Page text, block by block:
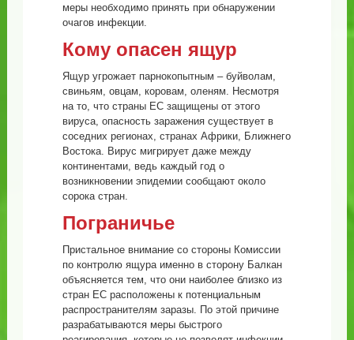
меры необходимо принять при обнаружении
очагов инфекции.
Кому опасен ящур
Ящур угрожает парнокопытным – буйволам,
свиньям, овцам, коровам, оленям. Несмотря
на то, что страны ЕС защищены от этого
вируса, опасность заражения существует в
соседних регионах, странах Африки, Ближнего
Востока. Вирус мигрирует даже между
континентами, ведь каждый год о
возникновении эпидемии сообщают около
сорока стран.
Пограничье
Пристальное внимание со стороны Комиссии
по контролю ящура именно в сторону Балкан
объясняется тем, что они наиболее близко из
стран ЕС расположены к потенциальным
распространителям заразы. По этой причине
разрабатываются меры быстрого